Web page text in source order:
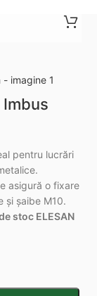
pentru lucrări
asigură o fixare
și șaibe M10.
stoc ELESAN